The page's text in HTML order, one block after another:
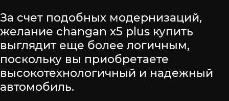
За счет подобных модернизаций,
желание changan x5 plus купить
выглядит еще более логичным,
поскольку вы приобретаете
высокотехнологичный и надежный
автомобиль.